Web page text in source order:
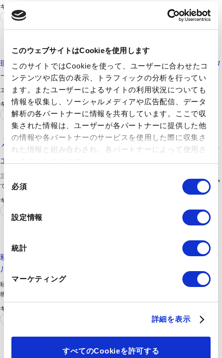
このウェブサイトはCookieを使用します
このサイトではCookieを使って、ユーザーに合わせたコ
ンテンツや広告の表示、トラフィックの分析を行ってい
ます。またユーザーによるサイトの利用状況についても
情報を収集し、ソーシャルメディアや広告配信、データ
解析の各パートナーに情報を共有しています。ここで収
集された情報は、ユーザーが各パートナーに提供した他
の情報や各パートナーのサービスを使用した際に収集さ
れた情報と組み合わされ、各パートナーによって使用さ
同
意
の
必須
設定情報
統計
マーケティング
詳細を表示
すべてのCookieを許可する
合成用や環境測定用試薬まで、幅広い分野で多種多様なニーズ
に応えています。
キーワード
半導体
https://www.awi.co.jp/ja/business/other/environment.html
環境・水処理設備 | その他事業 | 事業紹介 | エア・ウォータ
ー株式会社
エア・ウォーター株式会社の環境・水処理設備をご覧いただけます。
キーワード
車体
半導体
三井化学ファイン株式会社
https://www.mitsuifinechemicals.com/jp/department/basic/industrial/ethanolamine/
エタノールアミン | 三井化学ファイン株式会社
三井化学ファインの「エタノールアミン」に関する製品ページ
です。
キーワード
https://labchem-wako.fujifilm.com/jp/category/02341.html
粘土・活性白土｜【合成・材料】製品情報｜試薬-富士フイ
ルム和光純薬
粘土、活性白土(clay, activated clay)は土壌から採取される無
機物であり、微量な着色成分や不飽和化合物の除去などに用い
られます。また、固体酸触媒として活用する場合もあります。
こちらではこれらの
として有効な粘土、活性白土をご紹
介しています。
キーワード
https://labchem-wako.fujifilm.com/jp/category/03391.html